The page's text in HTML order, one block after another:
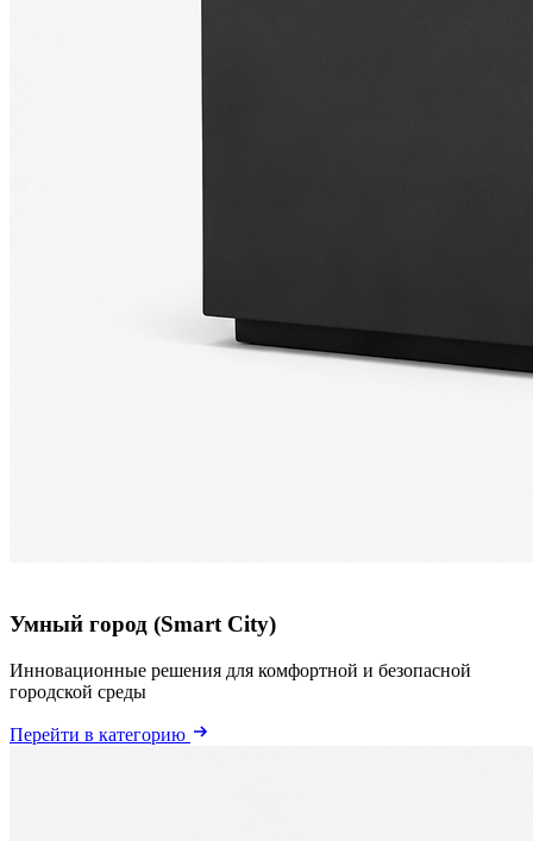
Умный город (Smart City)
Инновационные решения для комфортной и безопасной
городской среды
Перейти в категорию